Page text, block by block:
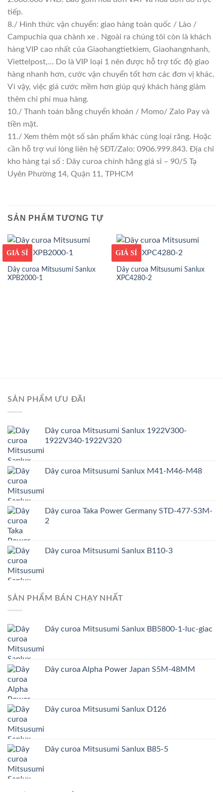
tiếp.
8./ Hình thức vận chuyển: giao hàng toàn quốc / Lào /
Campuchia qua chành xe . Ngoài ra chúng tôi còn là khách
hàng VIP cao nhất của Giaohangtietkiem, Giaohangnhanh,
Viettelpost,… Do là VIP loại 1 nên được hỗ trợ tốc độ giao
hàng nhanh hơn, cước vận chuyển tốt hơn các đơn vị khác.
Vì vậy, việc giá cước mềm hơn giúp quý khách hàng giảm
thêm chi phí mua hàng.
10./ Thanh toán bằng chuyển khoản / Momo/ Zalo Pay và
tiền mặt.
11./ Xem thêm một số sản phẩm khác cùng loại răng. Hoặc
cần hỗ trợ vui lòng liên hệ SĐT/Zalo: 0906.999.843. Địa chỉ
kho hàng tại số : Dây curoa chính hãng giá sỉ – 90/5 Tạ
Uyên Phường 14, Quận 11, TPHCM
SẢN PHẨM TƯƠNG TỰ
GIÁ TỐT
GIÁ SỈ
Dây curoa Mitsusumi Sanlux
XPB2000-1
GIÁ TỐT
GIÁ SỈ
Dây curoa Mitsusumi Sanlux
XPC4280-2
SẢN PHẨM ƯU ĐÃI
Dây curoa Mitsusumi Sanlux 1922V300-
1922V340-1922V320
Dây curoa Mitsusumi Sanlux M41-M46-M48
Dây curoa Taka Power Germany STD-477-S3M-
2
Dây curoa Mitsusumi Sanlux B110-3
SẢN PHẨM BÁN CHẠY NHẤT
Dây curoa Mitsusumi Sanlux BB5800-1-luc-giac
Dây curoa Alpha Power Japan S5M-48MM
Dây curoa Mitsusumi Sanlux D126
Dây curoa Mitsusumi Sanlux B85-5